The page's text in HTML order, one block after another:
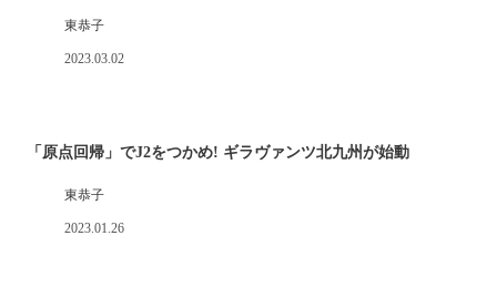
東恭子
2023.03.02
「原点回帰」でJ2をつかめ! ギラヴァンツ北九州が始動
東恭子
2023.01.26